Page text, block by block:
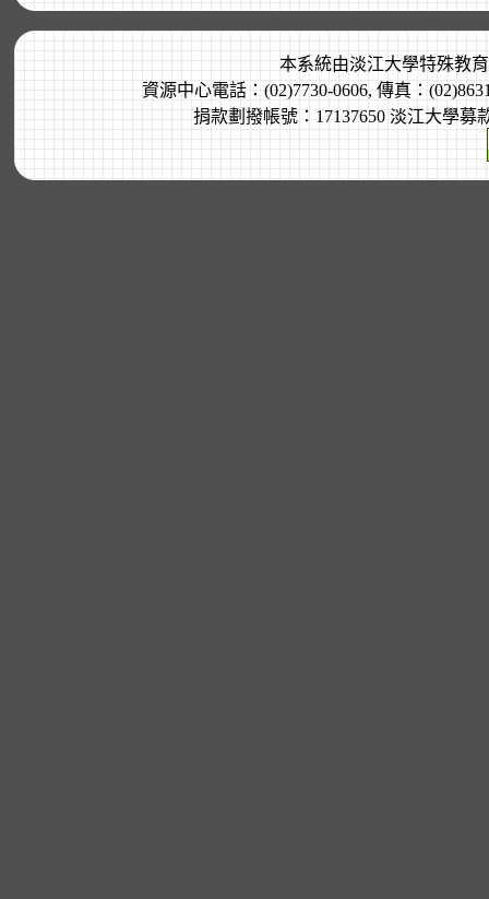
本系統由淡江大學特殊教
資源中心電話：(02)7730-0606, 傳真：
捐款劃撥帳號：17137650 淡江大學